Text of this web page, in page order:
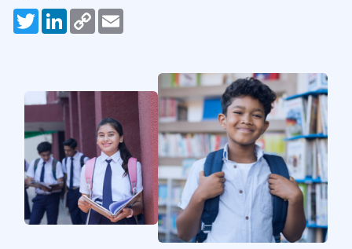
이
미
지
미
지
TwitterLinkedIn
Copy
Link